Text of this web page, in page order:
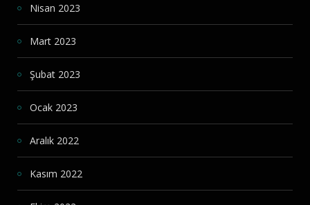
Nisan 2023
Mart 2023
Şubat 2023
Ocak 2023
Aralık 2022
Kasım 2022